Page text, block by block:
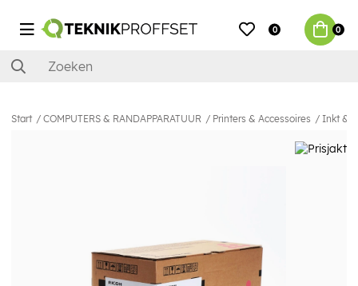
0 0
Start COMPUTERS & RANDAPPARATUUR Printers & Accessoires Inkt &